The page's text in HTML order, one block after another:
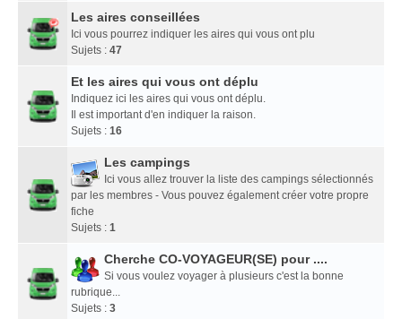
Les aires conseillées
Ici vous pourrez indiquer les aires qui vous ont plu
Sujets : 47
Et les aires qui vous ont déplu
Indiquez ici les aires qui vous ont déplu.
Il est important d'en indiquer la raison.
Sujets : 16
Les campings
Ici vous allez trouver la liste des campings sélectionnés
par les membres - Vous pouvez également créer votre propre
fiche
Sujets : 1
Cherche CO-VOYAGEUR(SE) pour ....
Si vous voulez voyager à plusieurs c'est la bonne
rubrique...
Sujets : 3